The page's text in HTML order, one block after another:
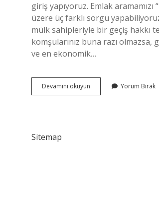
giriş yapıyoruz. Emlak
üzere üç farklı sorgu
mülk sahipleriyle bir geçiş hakkı
komşularınız buna razı olmazsa,
ve en ekonomik…
Devamını okuyun Kadastro
Yolu
Yorum Bırak
Sitemap